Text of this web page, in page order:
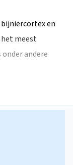
en
meest
andere